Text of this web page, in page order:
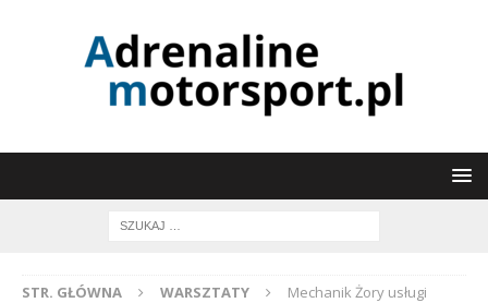
STR. GŁÓWNA WARSZTATY
Mechanik Żory usługi